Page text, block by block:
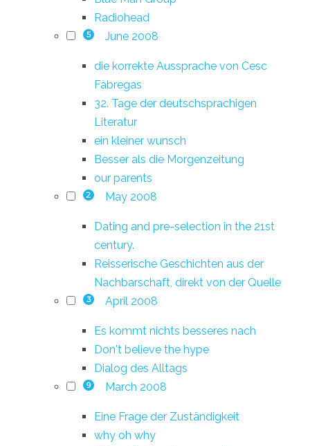
Radiohead
5 June 2008
die korrekte Aussprache von Cesc
Fàbregas
32. Tage der deutschsprachigen
Literatur
ein kleiner wunsch
Besser als die Morgenzeitung
our parents
2 May 2008
Dating and pre-selection in the 21st
century.
Reisserische Geschichten aus der
Nachbarschaft, direkt von der Quelle
3 April 2008
Es kommt nichts besseres nach
Don't believe the hype
Dialog des Alltags
9 March 2008
Eine Frage der Zuständigkeit
why oh why